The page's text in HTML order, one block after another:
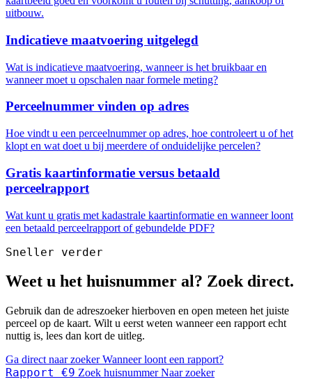
uitbouw.
Indicatieve maatvoering uitgelegd
Wat is indicatieve maatvoering, wanneer is het bruikbaar en
wanneer moet u opschalen naar formele meting?
Perceelnummer vinden op adres
Hoe vindt u een perceelnummer op adres, hoe controleert u of het
klopt en wat doet u bij meerdere of onduidelijke percelen?
Gratis kaartinformatie versus betaald
perceelrapport
Wat kunt u gratis met kadastrale kaartinformatie en wanneer loont
een betaald perceelrapport of gebundelde PDF?
Sneller verder
Weet u het huisnummer al? Zoek direct.
Gebruik dan de adreszoeker hierboven en open meteen het juiste
perceel op de kaart. Wilt u eerst weten wanneer een rapport echt
nuttig is, lees dan kort de uitleg.
Ga direct naar zoekerWanneer loont een rapport?
Rapport €9 Zoek huisnummer Naar zoeker